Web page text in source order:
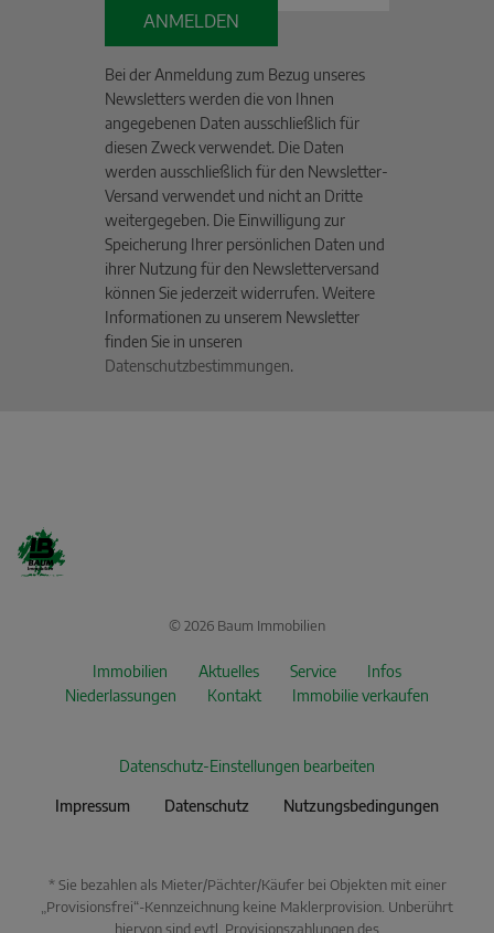
ANMELDEN
Bei der Anmeldung zum Bezug unseres
Newsletters werden die von Ihnen
angegebenen Daten ausschließlich für
diesen Zweck verwendet. Die Daten
werden ausschließlich für den Newsletter-
Versand verwendet und nicht an Dritte
weitergegeben. Die Einwilligung zur
Speicherung Ihrer persönlichen Daten und
ihrer Nutzung für den Newsletterversand
können Sie jederzeit widerrufen. Weitere
Informationen zu unserem Newsletter
finden Sie in unseren
Datenschutzbestimmungen.
© 2026 Baum Immobilien
Immobilien Aktuelles Service
Infos
Niederlassungen
Kontakt Immobilie verkaufen
Datenschutz-Einstellungen bearbeiten
Impressum Datenschutz Nutzungsbedingungen
* Sie bezahlen als Mieter/Pächter/Käufer bei Objekten mit einer
„Provisionsfrei“-Kennzeichnung keine Maklerprovision. Unberührt
hiervon sind evtl. Provisionszahlungen des